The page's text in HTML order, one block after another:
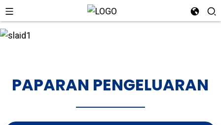
PAPARAN PENGELUARAN